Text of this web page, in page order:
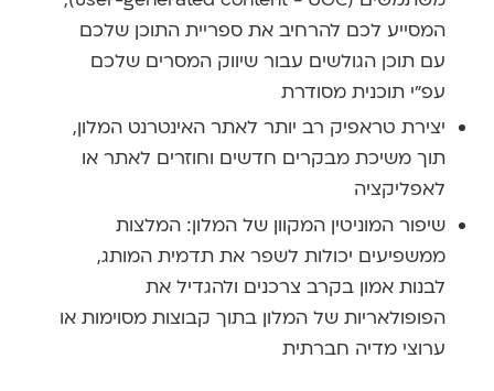
המסייע לכם להרחיב את ספריית התוכן שלכם
עם תוכן הגולשים עבור שיווק המסרים שלכם
עפ"י תוכנית מסודרת
יצירת טראפיק רב יותר לאתר האינטרנט המלון,
תוך משיכת מבקרים חדשים וחוזרים לאתר או
לאפליקציה
שיפור המוניטין המקוון של המלון: המלצות
ממשפיעים יכולות לשפר את תדמית המותג,
לבנות אמון בקרב צרכנים ולהגדיל את
הפופולאריות של המלון בתוך קבוצות מסוימות או
ערוצי מדיה חברתית